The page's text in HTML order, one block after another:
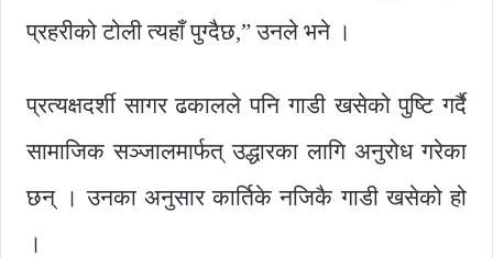
प्रहरीको टोली त्यहाँ पुग्दैछ,” उनले भने ।
प्रत्यक्षदर्शी सागर ढकालले पनि गाडी खसेको पुष्टि गर्दै
सामाजिक सञ्जालमार्फत् उद्धारका लागि अनुरोध गरेका
छन् । उनका अनुसार कार्तिके नजिकै गाडी खसेको हो
।